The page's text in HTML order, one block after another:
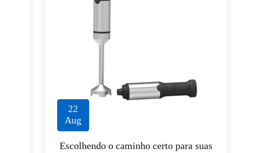
22
Aug
Escolhendo o caminho certo para suas